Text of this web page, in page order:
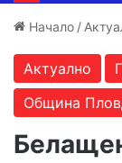
Начало /
Актуално
Община